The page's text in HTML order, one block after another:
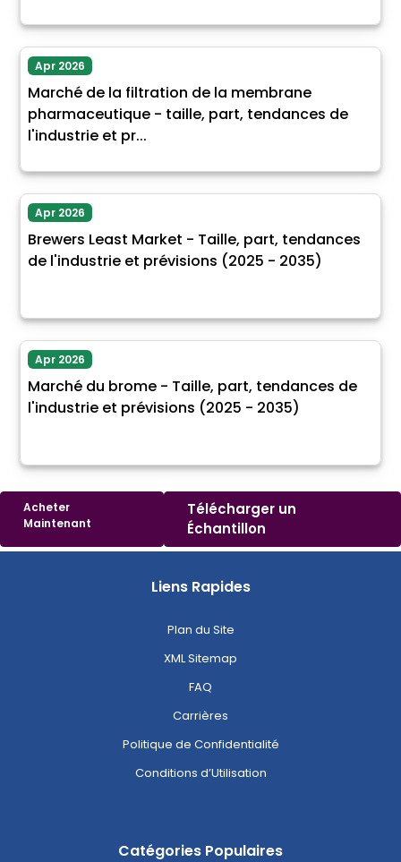
Apr 2026
Marché de la filtration de la membrane
pharmaceutique - taille, part, tendances de
l'industrie et pr...
Apr 2026
Brewers Least Market - Taille, part, tendances
de l'industrie et prévisions (2025 - 2035)
Apr 2026
Marché du brome - Taille, part, tendances de
l'industrie et prévisions (2025 - 2035)
Acheter
Maintenant
Télécharger un
Échantillon
Liens Rapides
Plan du Site
XML Sitemap
FAQ
Carrières
Politique de Confidentialité
Conditions d’Utilisation
Catégories Populaires